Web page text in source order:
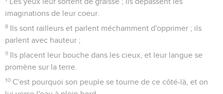
Ma chair et mon coeur sont consumés ; Dieu est le rocher
de mon coeur, et mon partage pour toujours.
Car voici, ceux qui sont loin de toi périront ; tu détruiras
tous ceux qui se prostituent en se détournant de toi.
Mais, pour moi, m'approcher de Dieu est mon bien ; j'ai
mis ma confiance dans le Seigneur, l'Éternel, pour raconter